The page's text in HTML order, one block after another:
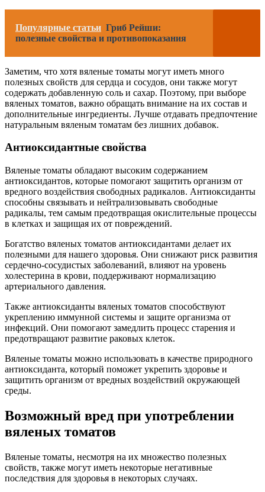
Популярные статьи Гриб Рейши:
полезные свойства и противопоказания
Заметим, что хотя вяленые томаты могут иметь много
полезных свойств для сердца и сосудов, они также могут
содержать добавленную соль и сахар. Поэтому, при выборе
вяленых томатов, важно обращать внимание на их состав и
дополнительные ингредиенты. Лучше отдавать предпочтение
натуральным вяленым томатам без лишних добавок.
Антиоксидантные свойства
Вяленые томаты обладают высоким содержанием
антиоксидантов, которые помогают защитить организм от
вредного воздействия свободных радикалов. Антиоксиданты
способны связывать и нейтрализовывать свободные
радикалы, тем самым предотвращая окислительные процессы
в клетках и защищая их от повреждений.
Богатство вяленых томатов антиоксидантами делает их
полезными для нашего здоровья. Они снижают риск развития
сердечно-сосудистых заболеваний, влияют на уровень
холестерина в крови, поддерживают нормализацию
артериального давления.
Также антиоксиданты вяленых томатов способствуют
укреплению иммунной системы и защите организма от
инфекций. Они помогают замедлить процесс старения и
предотвращают развитие раковых клеток.
Вяленые томаты можно использовать в качестве природного
антиоксиданта, который поможет укрепить здоровье и
защитить организм от вредных воздействий окружающей
среды.
Возможный вред при употреблении
вяленых томатов
Вяленые томаты, несмотря на их множество полезных
свойств, также могут иметь некоторые негативные
последствия для здоровья в некоторых случаях.